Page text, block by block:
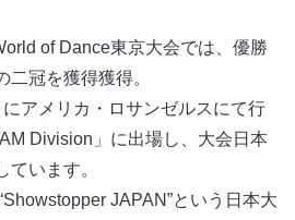
of Dance東京大会では、優勝
二冠を獲得獲得。
アメリカ・ロサンゼルスにて行
Division」に出場し、大会日本
ています。
JAPAN”という日本大